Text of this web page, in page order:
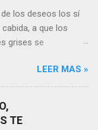
a pensar en
todos hemos sufrido
Entonces ¿cómo
lágrimas, y quien
tal vez
los deseos los sí
a que los
grises se
por no ver con
Lo claro es que si
puja por decidir,
y personas
LEER MAS »
TE